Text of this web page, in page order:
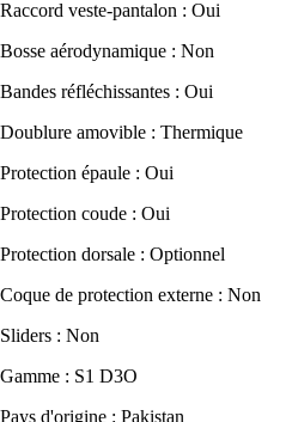
Raccord veste-pantalon : Oui
Bosse aérodynamique : Non
Bandes réfléchissantes : Oui
Doublure amovible : Thermique
Protection épaule : Oui
Protection coude : Oui
Protection dorsale : Optionnel
Coque de protection externe : Non
Sliders : Non
Gamme : S1 D3O
Pays d'origine : Pakistan